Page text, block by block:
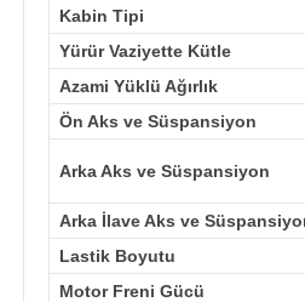
Kabin Tipi
Yürür Vaziyette Kütle
Azami Yüklü Ağırlık
Ön Aks ve Süspansiyon
Arka Aks ve Süspansiyon
Arka İlave Aks ve
Lastik Boyutu
Motor Freni Gücü